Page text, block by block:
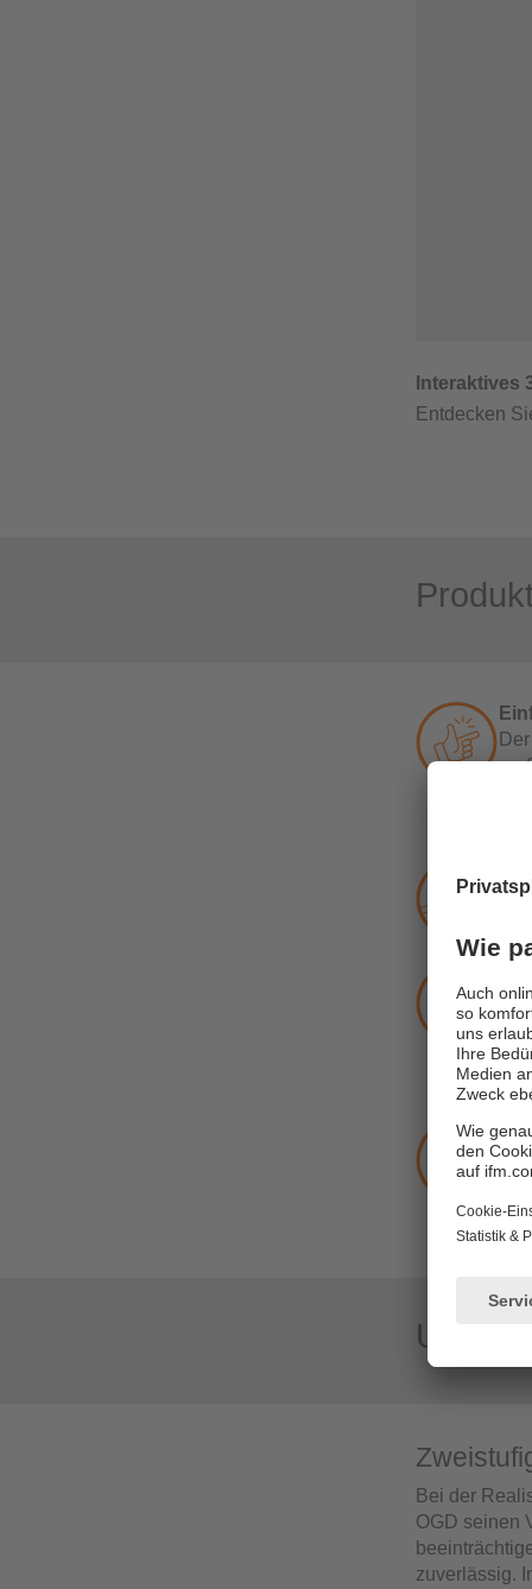
Die
Die
Use
Bei der
OGD seinen
zuverlässig.